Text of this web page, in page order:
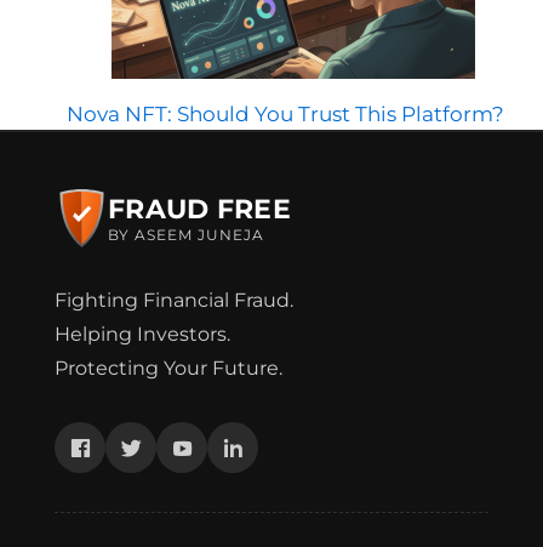
Nova NFT: Should You Trust This Platform?
FRAUD FREE
BY ASEEM JUNEJA
Fighting Financial Fraud.
Helping Investors.
Protecting Your Future.